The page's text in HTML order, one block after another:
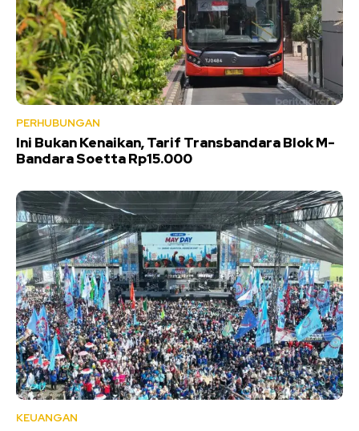
PERHUBUNGAN
Ini Bukan Kenaikan, Tarif Transbandara Blok M-
Bandara Soetta Rp15.000
KEUANGAN